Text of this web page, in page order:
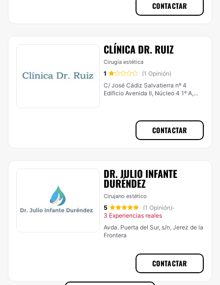
CONTACTAR
CLÍNICA DR. RUIZ
Cirugía estética
1
(1 Opinión)
C/ José Cádiz Salvatierra nº 4
Edificio Avenida II, Núcleo 4 1º A,
CONTACTAR
DR. JULIO INFANTE
DURÉNDEZ
Cirujano estético
5 (1 Opinión)·
3 Experiencias reales
Avda. Puerta del Sur, s/n, Jerez de la
Frontera
CONTACTAR